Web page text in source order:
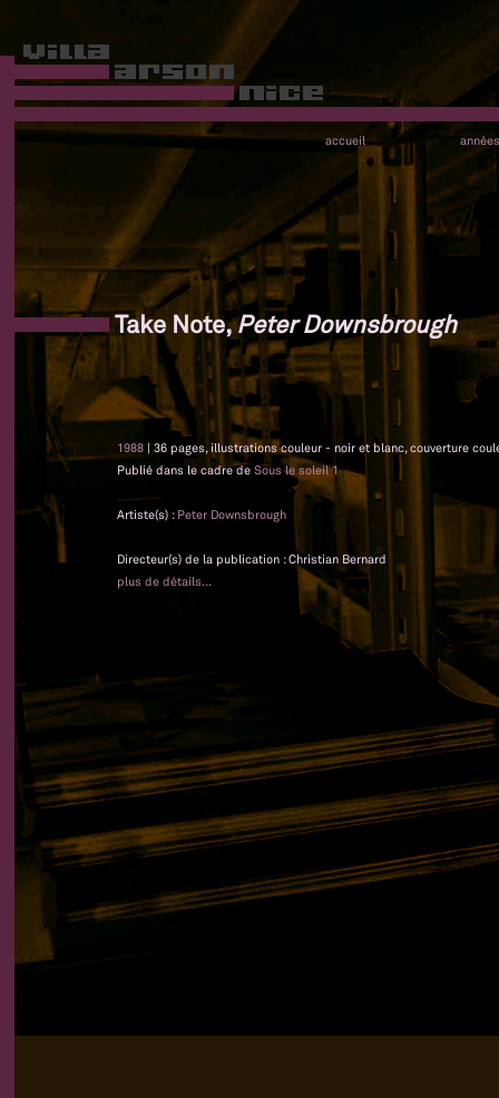
accueil années
Take Note,Peter Downsbrough
1988 | 36 pages, illustrations couleur - noir et blanc, couverture
Publié dans le cadre de Sous le soleil 1
Artiste(s) : Peter Downsbrough
Directeur(s) de la publication : Christian Bernard
plus de détails...